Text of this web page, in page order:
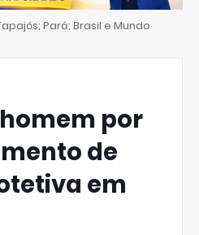
Pará; Brasil e Mundo
por
de
em